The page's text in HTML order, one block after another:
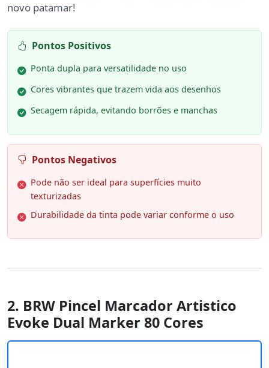
novo patamar!
Pontos Positivos
Ponta dupla para versatilidade no uso
Cores vibrantes que trazem vida aos desenhos
Secagem rápida, evitando borrões e manchas
Pontos Negativos
Pode não ser ideal para superfícies muito
texturizadas
Durabilidade da tinta pode variar conforme o uso
2. BRW Pincel Marcador Artistico
Evoke Dual Marker 80 Cores